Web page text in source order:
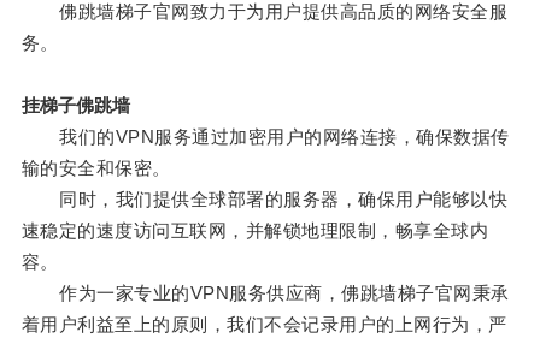
佛跳墙梯子官网致力于为用户提供高品质的网络安全服
务。
挂梯子佛跳墙
我们的VPN服务通过加密用户的网络连接，确保数据传
输的安全和保密。
同时，我们提供全球部署的服务器，确保用户能够以快
速稳定的速度访问互联网，并解锁地理限制，畅享全球内
容。
作为一家专业的VPN服务供应商，佛跳墙梯子官网秉承
着用户利益至上的原则，我们不会记录用户的上网行为，严